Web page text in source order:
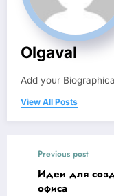
Olgaval
Add your
View All Posts
Previous post
Идеи для
офиса